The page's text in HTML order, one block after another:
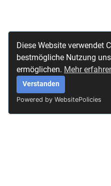
Diese Website verwendet
bestmögliche Nutzung
ermöglichen. Mehr
Verstanden
Powered by WebsitePolicies